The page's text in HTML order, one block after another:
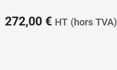
272,00 €prix
HT (hors TVA)